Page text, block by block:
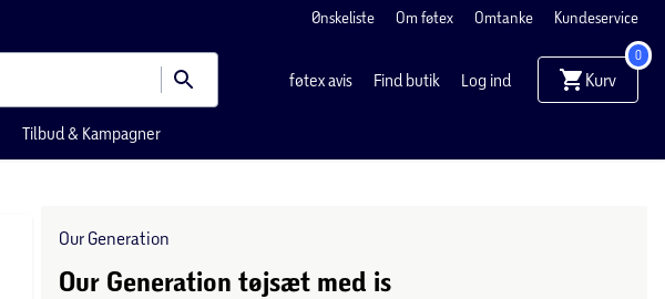
Ønskeliste Om føtex Omtanke Kundeservice
føtex avis Find butik Log ind Kurv
0
Tilbud & Kampagner
Our Generation
Our Generation tøjsæt med is